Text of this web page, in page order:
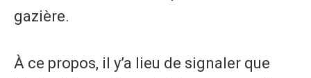
gazière.
À ce propos, il y’a lieu de signaler que